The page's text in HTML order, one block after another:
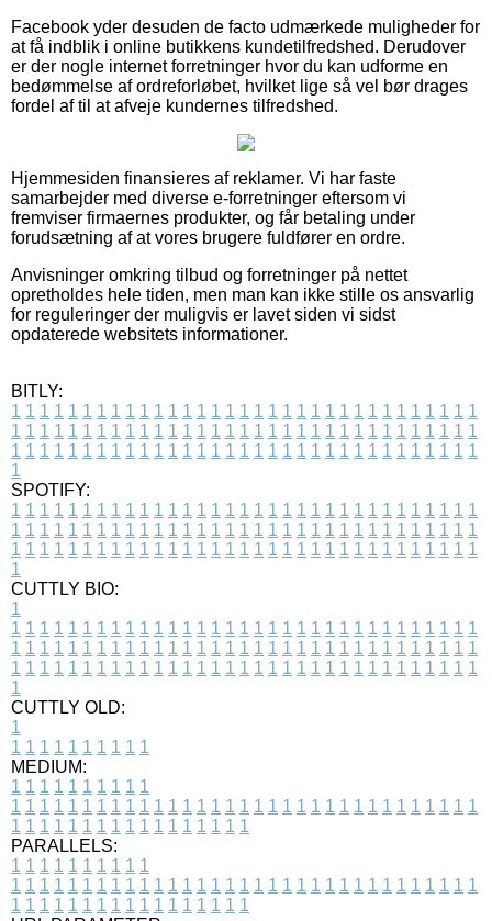
Facebook yder desuden de facto udmærkede muligheder for
at få indblik i online butikkens kundetilfredshed. Derudover
er der nogle internet forretninger hvor du kan udforme en
bedømmelse af ordreforløbet, hvilket lige så vel bør drages
fordel af til at afveje kundernes tilfredshed.
Hjemmesiden finansieres af reklamer. Vi har faste
samarbejder med diverse e-forretninger eftersom vi
fremviser firmaernes produkter, og får betaling under
forudsætning af at vores brugere fuldfører en ordre.
Anvisninger omkring tilbud og forretninger på nettet
opretholdes hele tiden, men man kan ikke stille os ansvarlig
for reguleringer der muligvis er lavet siden vi sidst
opdaterede websitets informationer.
BITLY:
1 1 1 1 1 1 1 1 1 1 1 1 1 1 1 1 1 1 1 1 1 1 1 1 1 1 1 1 1 1 1 1 1
1 1 1 1 1 1 1 1 1 1 1 1 1 1 1 1 1 1 1 1 1 1 1 1 1 1 1 1 1 1 1 1 1
1 1 1 1 1 1 1 1 1 1 1 1 1 1 1 1 1 1 1 1 1 1 1 1 1 1 1 1 1 1 1 1 1
1
SPOTIFY:
1 1 1 1 1 1 1 1 1 1 1 1 1 1 1 1 1 1 1 1 1 1 1 1 1 1 1 1 1 1 1 1 1
1 1 1 1 1 1 1 1 1 1 1 1 1 1 1 1 1 1 1 1 1 1 1 1 1 1 1 1 1 1 1 1 1
1 1 1 1 1 1 1 1 1 1 1 1 1 1 1 1 1 1 1 1 1 1 1 1 1 1 1 1 1 1 1 1 1
1
CUTTLY BIO:
1
1 1 1 1 1 1 1 1 1 1 1 1 1 1 1 1 1 1 1 1 1 1 1 1 1 1 1 1 1 1 1 1 1
1 1 1 1 1 1 1 1 1 1 1 1 1 1 1 1 1 1 1 1 1 1 1 1 1 1 1 1 1 1 1 1 1
1 1 1 1 1 1 1 1 1 1 1 1 1 1 1 1 1 1 1 1 1 1 1 1 1 1 1 1 1 1 1 1 1
1
CUTTLY OLD:
1
1 1 1 1 1 1 1 1 1 1
MEDIUM:
1 1 1 1 1 1 1 1 1 1
1 1 1 1 1 1 1 1 1 1 1 1 1 1 1 1 1 1 1 1 1 1 1 1 1 1 1 1 1 1 1 1 1
1 1 1 1 1 1 1 1 1 1 1 1 1 1 1 1 1
PARALLELS:
1 1 1 1 1 1 1 1 1 1
1 1 1 1 1 1 1 1 1 1 1 1 1 1 1 1 1 1 1 1 1 1 1 1 1 1 1 1 1 1 1 1 1
1 1 1 1 1 1 1 1 1 1 1 1 1 1 1 1 1